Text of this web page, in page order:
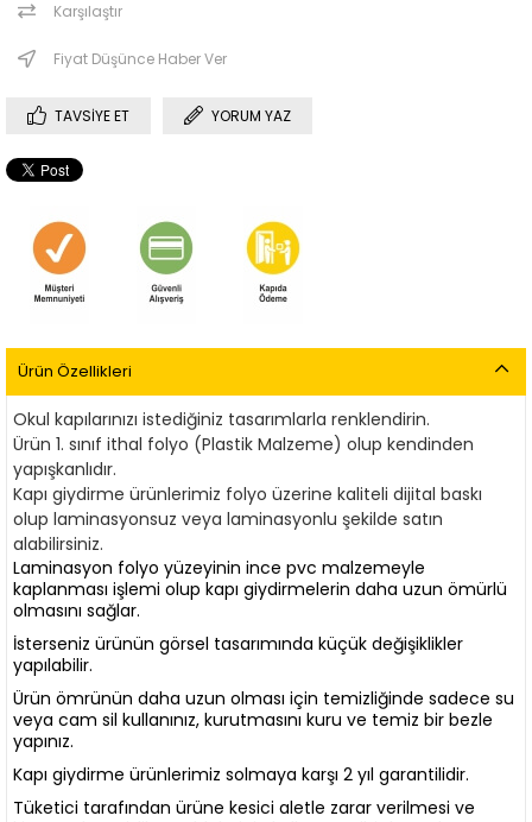
Karşılaştır
Fiyat Düşünce Haber Ver
TAVSIYE ET YORUM YAZ
Ürün Özellikleri
Okul kapılarınızı istediğiniz tasarımlarla renklendirin.
Ürün 1. sınıf ithal folyo (Plastik Malzeme) olup kendinden
yapışkanlıdır.
Kapı giydirme ürünlerimiz folyo üzerine kaliteli dijital baskı
olup laminasyonsuz veya laminasyonlu şekilde satın
alabilirsiniz.
Laminasyon folyo yüzeyinin ince pvc malzemeyle
kaplanması işlemi olup kapı giydirmelerin daha uzun ömürlü
olmasını sağlar.
İsterseniz ürünün görsel tasarımında küçük değişiklikler
yapılabilir.
Ürün ömrünün daha uzun olması için temizliğinde sadece su
veya cam sil kullanınız, kurutmasını kuru ve temiz bir bezle
yapınız.
Kapı giydirme ürünlerimiz solmaya karşı 2 yıl garantilidir.
Tüketici tarafından ürüne kesici aletle zarar verilmesi ve